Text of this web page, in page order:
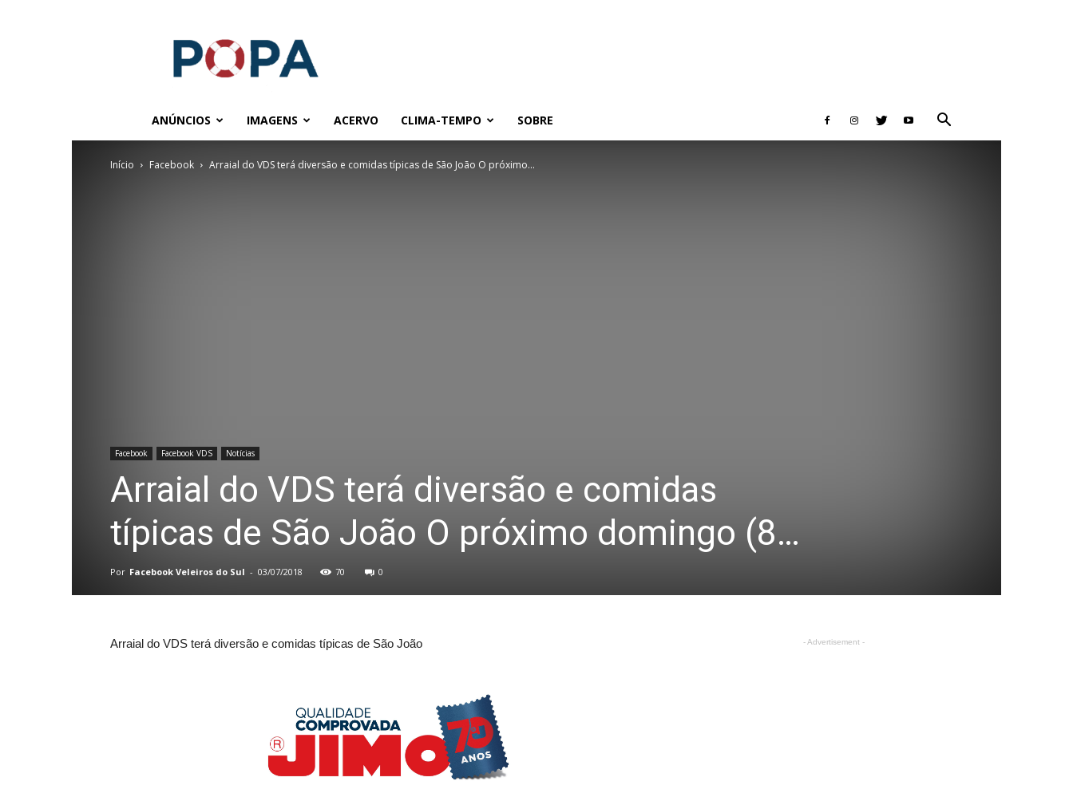
ANÚNCIOS IMAGENS ACERVO CLIMA-TEMPO SOBRE
Início Facebook Arraial do VDS terá diversão e comidas típicas de São João O próximo...
Facebook Facebook VDS Notícias
Arraial do VDS terá diversão e comidas
típicas de São João O próximo domingo (8…
Por Facebook Veleiros do Sul - 03/07/2018 70 0
Arraial do VDS terá diversão e comidas típicas de São João - Advertisement -